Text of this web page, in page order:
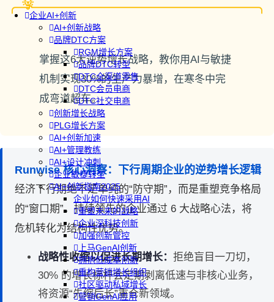
企业AI+创新
AI+创新战略
品牌DTC方案
RGM增长方案
品牌DTC转型
DTC全渠道零售
DTC会员电商
DTC社交电商
创新增长战略
PLG增长方案
AI+创新加速
AI+管理教练
AI+设计冲刺
企业敏捷转型
AI+创新指南2025
企业如何快速采用AI
重塑未来的战略
企业深科技创新
加强创新管控
上马GenAI创新
拥抱低成本创新
重构营销增长组织
社区驱动私域增长
营销GenAI应用
掌握这6大逆势增长战略，教你用AI与敏捷
机制实现30%的生产力暴增，在寒冬中完
成弯道超车。
Runwise 核心洞察：下行周期企业的逆势增长逻辑
经济下行期绝不是单纯的“防守期”，而是重塑竞争格局
的“窗口期”。持续领先的企业通过 6 大战略心法，将
危机转化为结构性优势。
战略性收缩以促进长期增长： 拒绝盲目一刀切，
30% 的增长标杆会定期剥离低速与非核心业务，
将资源“先缩后长”重仓新领域。